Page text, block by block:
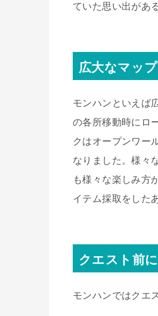
ていた思い出があ
広大なマッ
モンハンといえば
の各所移動時にロ
クはオープンワー
なりました。様々
も様々な楽しみ方
イテム採取をした
クエスト前
モンハンではクエ